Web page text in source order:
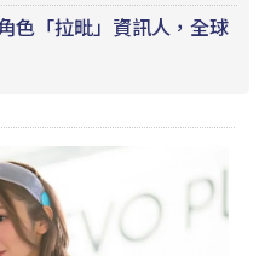
色「拉毗」資訊人，全球